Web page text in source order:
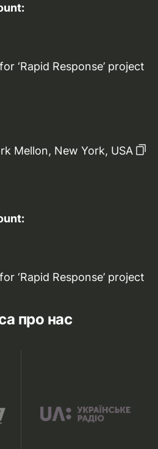
‘Rapid Response’ project
Mellon, New York, USA
‘Rapid Response’ project
про нас